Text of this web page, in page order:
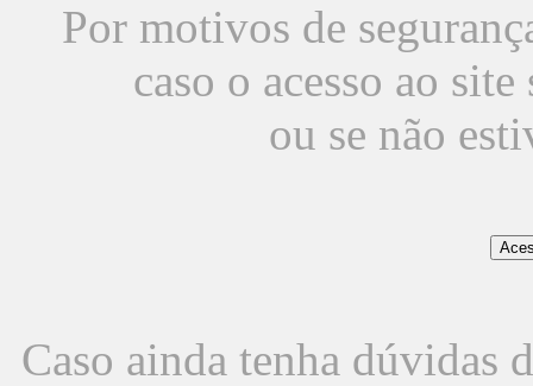
Por motivos de
caso o acesso ao
ou se não
Caso ainda tenha dúvidas